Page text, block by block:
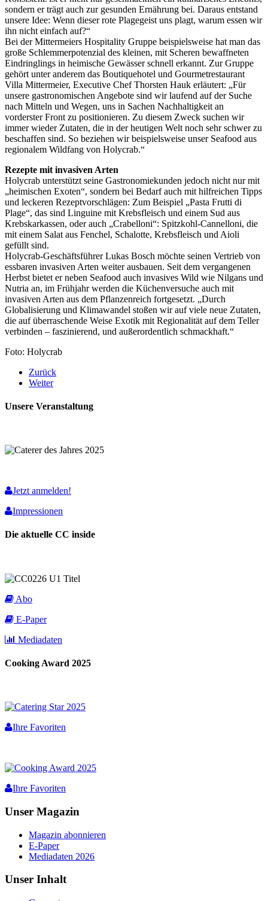
sondern er trägt auch zur gesunden Ernährung bei. Daraus entstand
unsere Idee: Wenn dieser rote Plagegeist uns plagt, warum essen wir
ihn nicht einfach auf?“
Bei der Mittermeiers Hospitality Gruppe beispielsweise hat man das
große Schlemmerpotenzial des kleinen, mit Scheren bewaffneten
Eindringlings in heimische Gewässer schnell erkannt. Zur Gruppe
gehört unter anderem das Boutiquehotel und Gourmetrestaurant
Villa Mittermeier, Executive Chef Thorsten Hauk erläutert: „Für
unsere gastronomischen Angebote sind wir laufend auf der Suche
nach Mitteln und Wegen, uns in Sachen Nachhaltigkeit an
vorderster Front zu positionieren. Zu diesem Zweck suchen wir
immer wieder Zutaten, die in der heutigen Welt noch sehr schwer zu
beschaffen sind. So beziehen wir beispielsweise unser Seafood aus
regionalem Wildfang von Holycrab.“
Rezepte mit invasiven Arten
Holycrab unterstützt seine Gastronomiekunden jedoch nicht nur mit
„heimischen Exoten“, sondern bei Bedarf auch mit hilfreichen Tipps
und leckeren Rezeptvorschlägen: Zum Beispiel „Pasta Frutti di
Plage“, das sind Linguine mit Krebsfleisch und einem Sud aus
Krebskarkassen, oder auch „Crabelloni“: Spitzkohl-Cannelloni, die
mit einem Salat aus Fenchel, Schalotte, Krebsfleisch und Aioli
gefüllt sind.
Holycrab-Geschäftsführer Lukas Bosch möchte seinen Vertrieb von
essbaren invasiven Arten weiter ausbauen. Seit dem vergangenen
Herbst bietet er neben Seafood auch invasives Wild wie Nilgans und
Nutria an, im Frühjahr werden die Küchenversuche auch mit
invasiven Arten aus dem Pflanzenreich fortgesetzt. „Durch
Globalisierung und Klimawandel stoßen wir auf viele neue Zutaten,
die auf überraschende Weise Exotik mit Regionalität auf dem Teller
verbinden – faszinierend, und außerordentlich schmackhaft.“
Foto: Holycrab
Zurück
Weiter
Unsere Veranstaltung
Jetzt anmelden!
Impressionen
Die aktuelle CC inside
Abo
E-Paper
Mediadaten
Cooking Award 2025
Ihre Favoriten
Ihre Favoriten
Unser Magazin
Magazin abonnieren
E-Paper
Mediadaten 2026
Unser Inhalt